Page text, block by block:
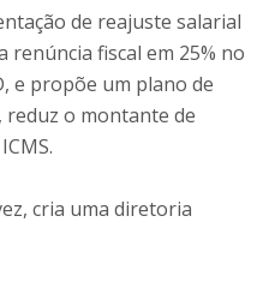
de reajuste salarial
fiscal em 25% no
e propõe um plano de
reduz o montante de
cria uma diretoria